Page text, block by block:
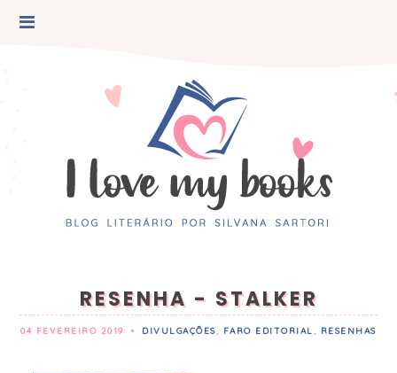
RESENHA - STALKER
04 FEVEREIRO 2019 • DIVULGAÇÕES, FARO EDITORIAL, RESENHAS